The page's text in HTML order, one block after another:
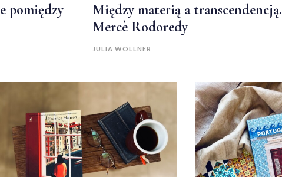
pomiędzy Między materią a transcendencją.
Mercè Rodoredy
JULIA WOLLNER